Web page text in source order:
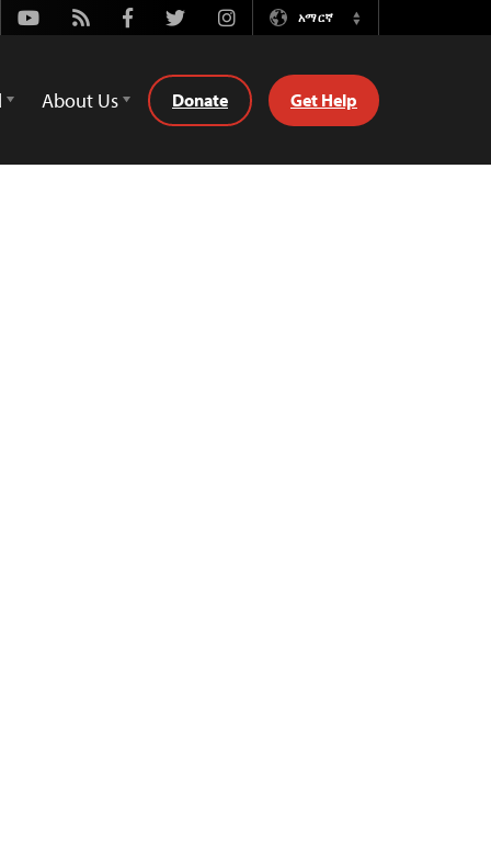
Youtube
Rss FacebookTwitterInstagramአማርኛ
Switch
About Us Donate Get Help